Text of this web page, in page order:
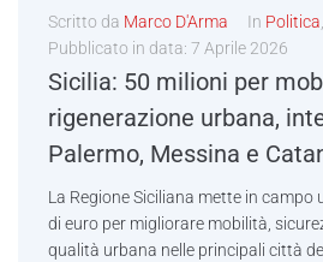
Scritto da Marco D'Arma In Politica
Pubblicato in data: 7 Aprile 2026
Sicilia: 50 milioni per
rigenerazione urbana,
Palermo, Messina e
La Regione Siciliana mette in campo
di euro per migliorare mobilità,
qualità urbana nelle principali città